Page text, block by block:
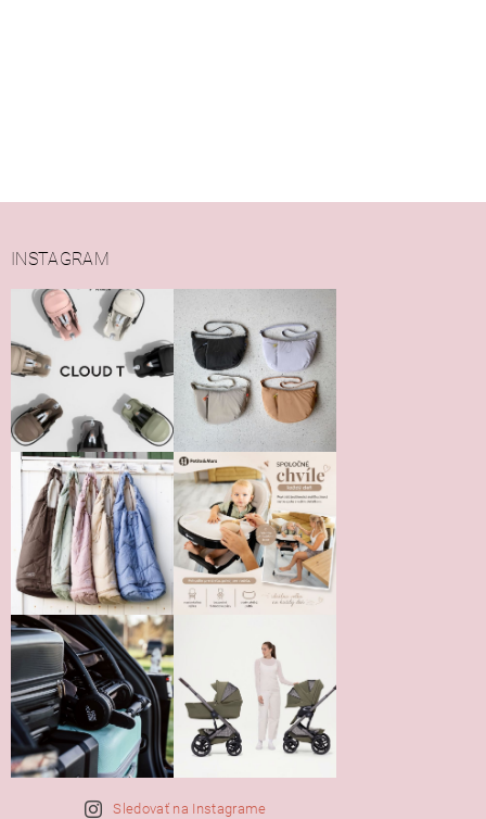
INSTAGRAM
Sledovať na Instagrame